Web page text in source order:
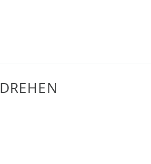
DREHEN